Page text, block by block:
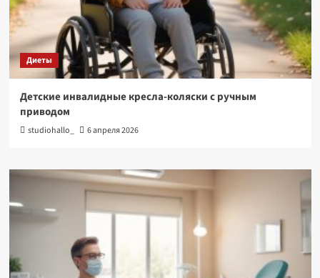
Диеты
Детские инвалидные кресла-коляски с ручным
приводом
studiohallo_ 6 апреля 2026